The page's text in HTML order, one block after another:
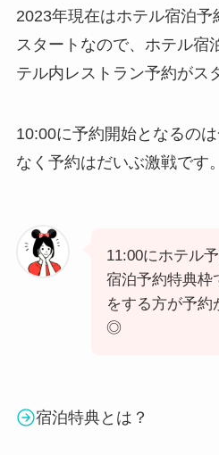
2023年現在はホテル宿泊
スタートなので、ホテル宿
テル内レストラン予約がス
10:00に予約開始となるの
なく予約はだいぶ激戦です。
11:00にホテル
宿泊予約特典枠
をする方が予約
◎
宿泊特典とは？